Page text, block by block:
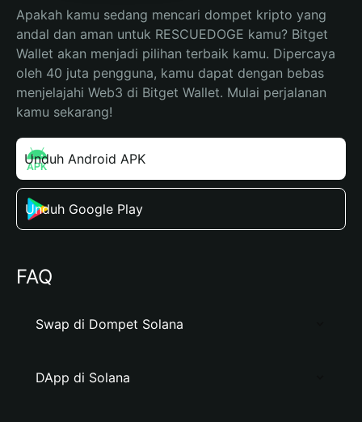
Apakah kamu sedang mencari dompet kripto yang
andal dan aman untuk RESCUEDOGE kamu? Bitget
Wallet akan menjadi pilihan terbaik kamu. Dipercaya
oleh 40 juta pengguna, kamu dapat dengan bebas
menjelajahi Web3 di Bitget Wallet. Mulai perjalanan
kamu sekarang!
Unduh Android APK
Unduh Google Play
FAQ
Swap di Dompet Solana
DApp di Solana